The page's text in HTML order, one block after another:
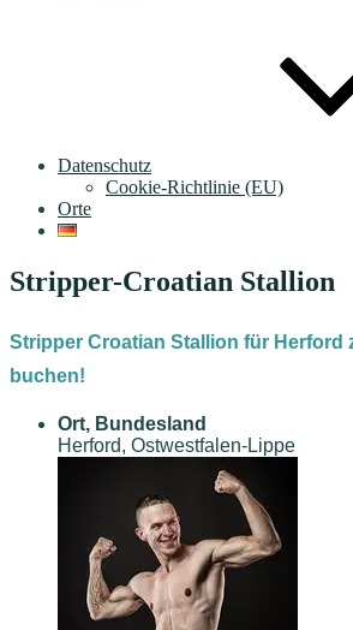
Datenschutz
Cookie-Richtlinie (EU)
Orte
Stripper-Croatian Stallion
Stripper Croatian Stallion für Herford
buchen!
Ort, Bundesland
Herford, Ostwestfalen-Lippe